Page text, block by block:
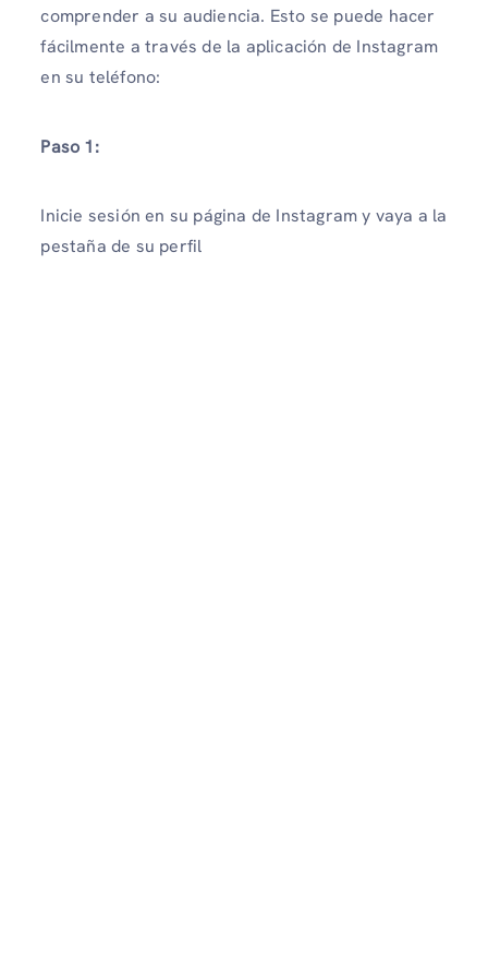
comprender a su audiencia. Esto se puede hacer
fácilmente a través de la aplicación de Instagram
en su teléfono:
Paso 1:
Inicie sesión en su página de Instagram y vaya a la
pestaña de su perfil